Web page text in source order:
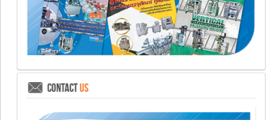
CONTACTUS